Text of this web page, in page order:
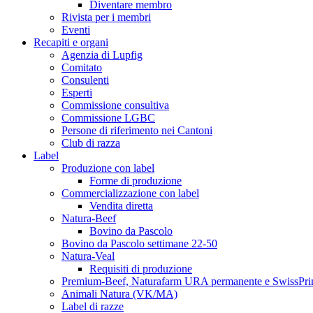
Diventare membro
Rivista per i membri
Eventi
Recapiti e organi
Agenzia di Lupfig
Comitato
Consulenti
Esperti
Commissione consultiva
Commissione LGBC
Persone di riferimento nei Cantoni
Club di razza
Label
Produzione con label
Forme di produzione
Commercializzazione con label
Vendita diretta
Natura-Beef
Bovino da Pascolo
Bovino da Pascolo settimane 22-50
Natura-Veal
Requisiti di produzione
Premium-Beef, Naturafarm URA permanente e
Animali Natura (VK/MA)
Label di razze